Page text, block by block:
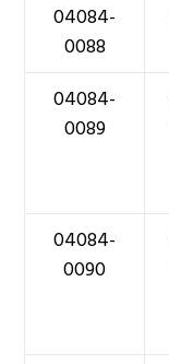
04084-
0088
04084-
0089
04084-
0090